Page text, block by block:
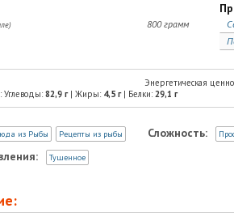
800 грамм
Энергетическая
Углеводы: 82,9 г| Жиры: 4,5 г| Белки: 29,1 г
из Рыбы Рецепты из рыбы Сложность:
Тушенное